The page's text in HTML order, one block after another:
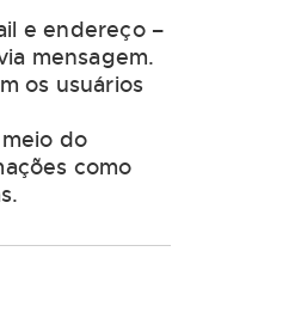
e endereço –
mensagem.
os usuários
do
como